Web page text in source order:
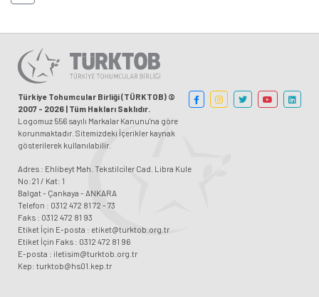
Türkiye Tohumcular Birliği (TÜRKTOB) ©
2007 - 2026 | Tüm Hakları Saklıdır.
Logomuz 556 sayılı Markalar Kanunu'na göre
korunmaktadır. Sitemizdeki İçerikler kaynak
gösterilerek kullanılabilir.
Adres : Ehlibeyt Mah. Tekstilciler Cad. Libra Kule
No:21 / Kat: 1
Balgat - Çankaya - ANKARA
Telefon : 0312 472 81 72 - 73
Faks : 0312 472 81 93
Etiket İçin E-posta : etiket@turktob.org.tr
Etiket İçin Faks : 0312 472 81 96
E-posta : iletisim@turktob.org.tr
Kep: turktob@hs01.kep.tr